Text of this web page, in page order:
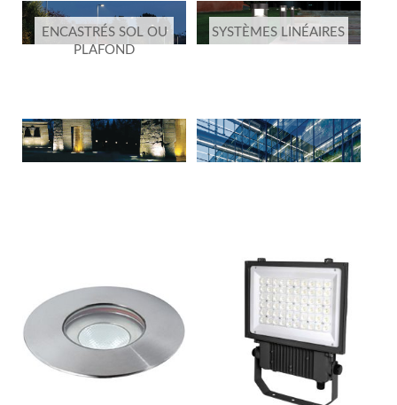
ENCASTRÉS SOL OU
PLAFOND
SYSTÈMES LINÉAIRES